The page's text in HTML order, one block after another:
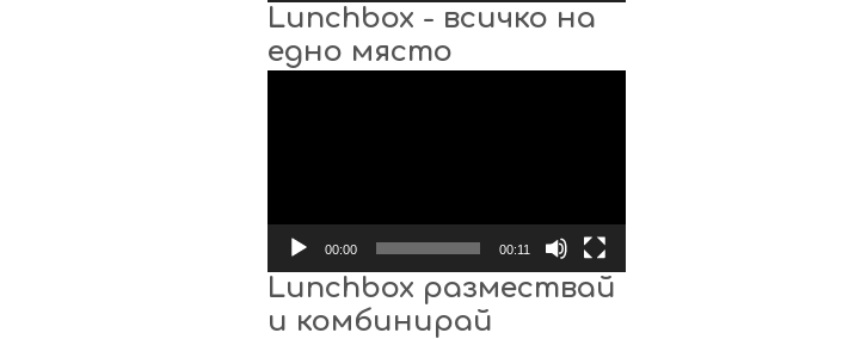
Lunchbox - всичко на
едно място
00:00 00:11
Lunchbox размествай
и комбинирай